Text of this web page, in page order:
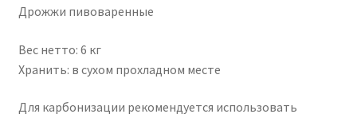
Дрожжи пивоваренные
Вес нетто: 6 кг
Хранить: в сухом прохладном месте
Для карбонизации рекомендуется использовать